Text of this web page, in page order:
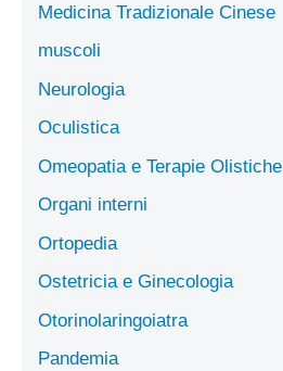
Medicina Tradizionale Cinese
muscoli
Neurologia
Oculistica
Omeopatia e Terapie Olistiche
Organi interni
Ortopedia
Ostetricia e Ginecologia
Otorinolaringoiatra
Pandemia